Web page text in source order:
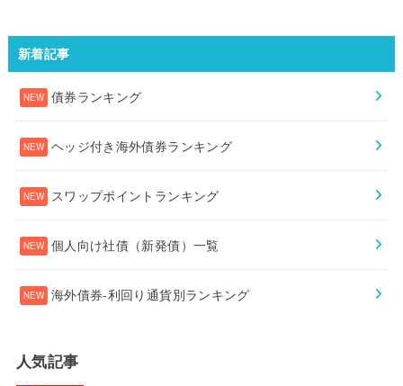
新着記事
債券ランキング
ヘッジ付き海外債券ランキング
スワップポイントランキング
個人向け社債（新発債）一覧
海外債券-利回り通貨別ランキング
人気記事